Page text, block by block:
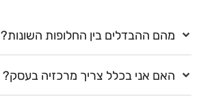
מהם ההבדלים בין החלופות השונות?
האם אני בכלל צריך מרכזיה בעסק?